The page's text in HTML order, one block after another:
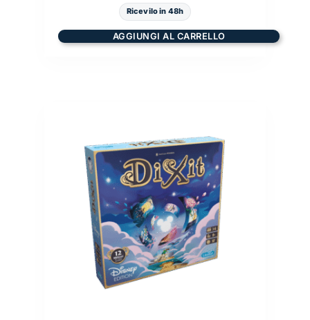
Ricevilo in 48h
AGGIUNGI AL CARRELLO